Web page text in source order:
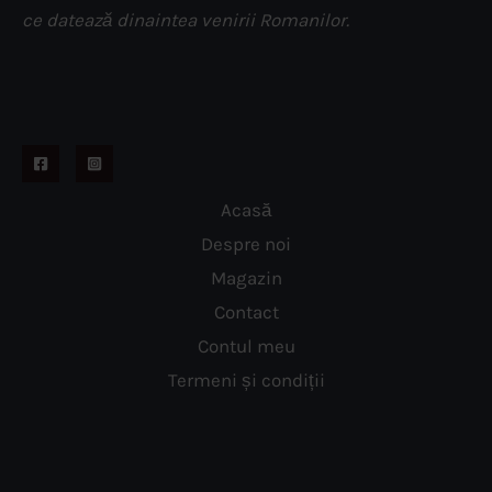
ce datează dinaintea venirii Romanilor.
Acasă
Despre noi
Magazin
Contact
Contul meu
Termeni și condiții